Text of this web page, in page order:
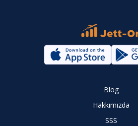
Blog
Hakkımızda
SSS